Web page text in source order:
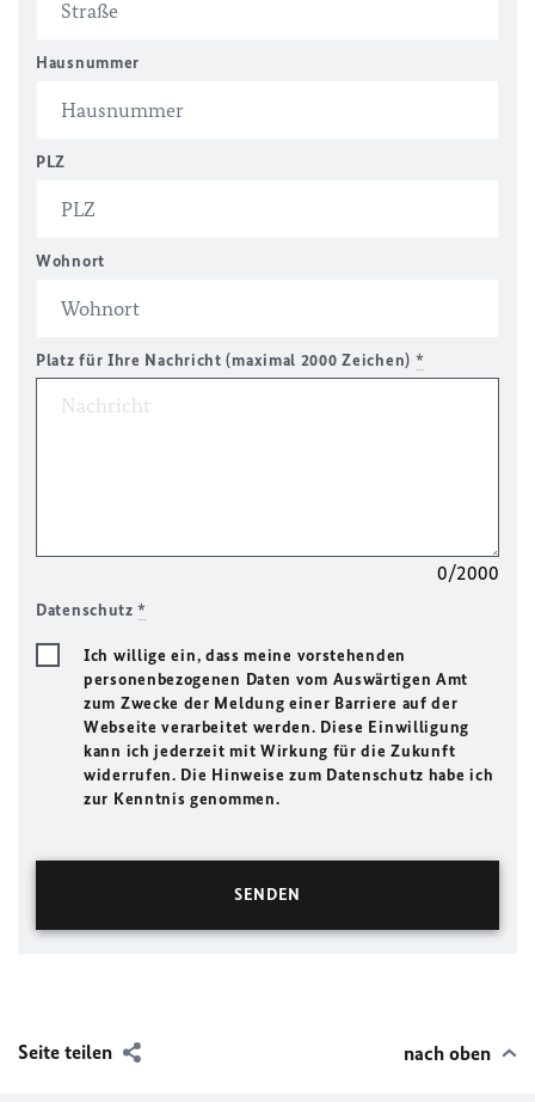
Hausnummer
PLZ
Wohnort
Platz für Ihre Nachricht (maximal 2000 Zeichen) *
0/2000
Datenschutz*
Ich willige ein, dass meine vorstehenden
personenbezogenen Daten vom Auswärtigen Amt
zum Zwecke der Meldung einer Barriere auf der
Webseite verarbeitet werden. Diese Einwilligung
kann ich jederzeit mit Wirkung für die Zukunft
widerrufen. Die Hinweise zum Datenschutz habe ich
zur Kenntnis genommen.
Seite teilen nach oben